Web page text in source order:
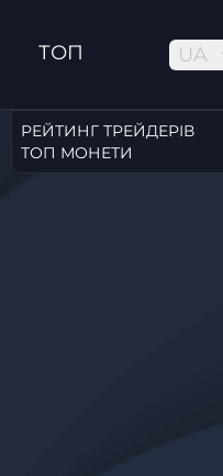
ТОП
РЕЙТИНГ ТРЕЙДЕРІВ
ТОП МОНЕТИ
UA